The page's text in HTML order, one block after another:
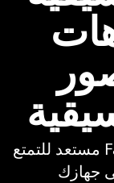
مستعد للتمتع Fandom خارج الشبكة؟ TTOK يجلبُ
جهازك